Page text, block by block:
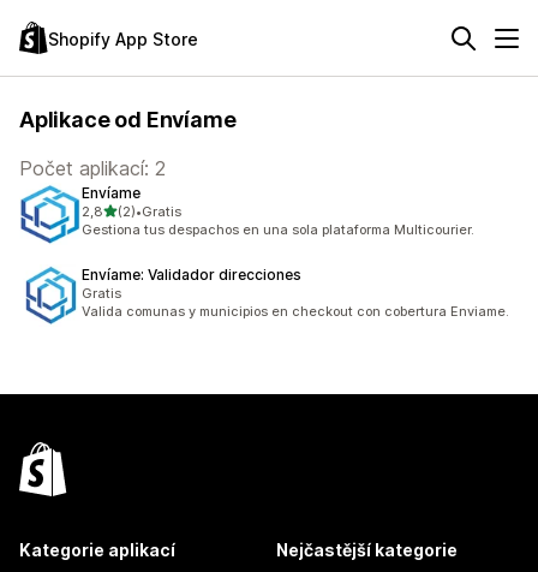
Shopify App Store
Aplikace od Envíame
Počet aplikací: 2
Envíame
2,8z 5 hvězd
(2)
Celkový počet recenzí: 2
•Gratis
Gestiona tus despachos en una sola plataforma Multicourier.
Envíame: Validador direcciones
Gratis
Valida comunas y municipios en checkout con cobertura Enviame.
Kategorie aplikací Nejčastější kategorie